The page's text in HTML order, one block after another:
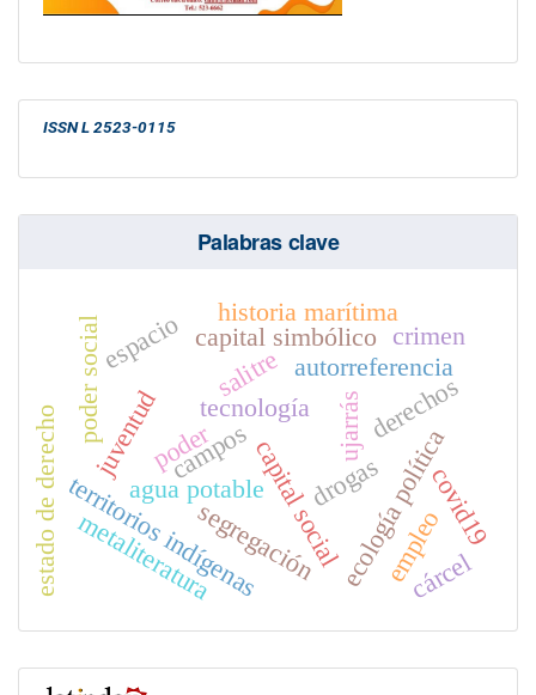
ISSN L 2523-0115
Palabras clave
tecnología
capital socialdrogas
agua potable ecología política
salitre
ujarrás
territorios indígenas
segregación
derechos
capital simbólico
covid19
campos
estado de derecho
autorreferencia
metaliteratura
juventud
historia marítima
poder
poder socialespacio
empleo
crimen
cárcel